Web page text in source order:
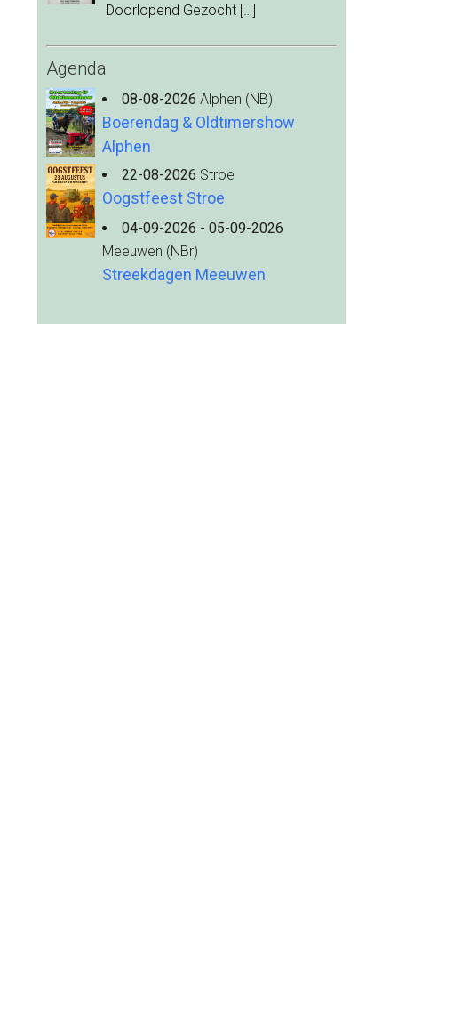
Doorlopend Gezocht […]
Agenda
08-08-2026 Alphen (NB)
Boerendag & Oldtimershow
Alphen
22-08-2026 Stroe
Oogstfeest Stroe
04-09-2026 - 05-09-2026
Meeuwen (NBr)
Streekdagen Meeuwen